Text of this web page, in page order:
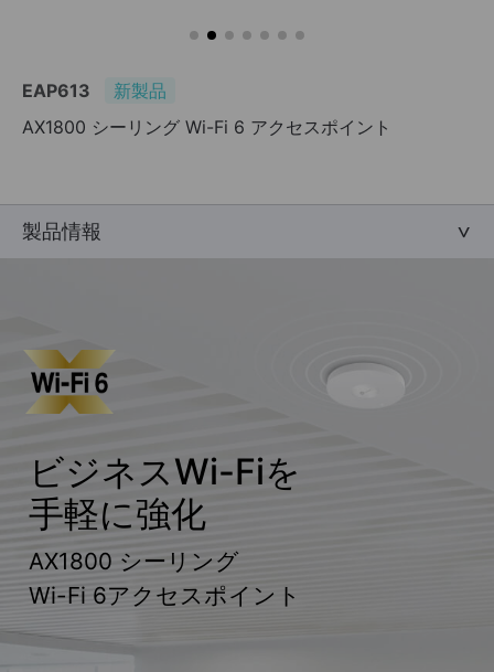
EAP613
新製品
AX1800 シーリング Wi-Fi 6 アクセスポイント
製品情報
ビジネスWi-Fiを
手軽に強化
AX1800 シーリング
Wi-Fi 6アクセスポイント